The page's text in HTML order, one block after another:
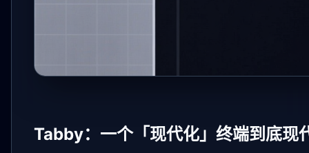
Tabby：一个「现代化」终端到底现